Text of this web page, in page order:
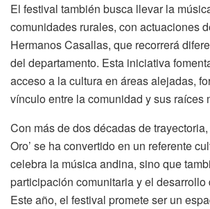
El festival también busca llevar la
comunidades rurales, con actuaciones
Hermanos Casallas, que recorrerá
del departamento. Esta iniciativa
acceso a la cultura en áreas alejadas,
vínculo entre la comunidad y sus raíces
Con más de dos décadas de
Oro’ se ha convertido en un referente
celebra la música andina, sino que
participación comunitaria y el desarrollo
Este año, el festival promete ser un